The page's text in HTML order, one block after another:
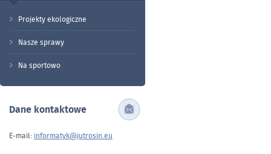
Projekty ekologiczne
Nasze sprawy
Na sportowo
Dane kontaktowe
E-mail: informatyk@jutrosin.eu